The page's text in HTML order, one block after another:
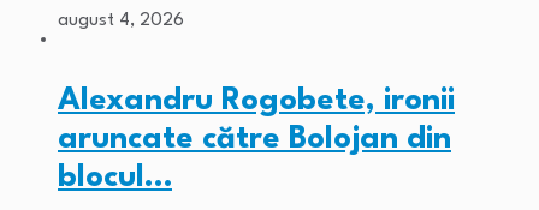
august 4, 2026
Alexandru Rogobete, ironii
aruncate către Bolojan din
blocul…